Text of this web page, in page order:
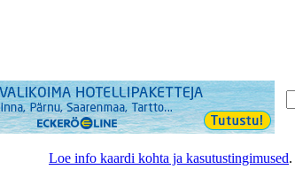
Loe info kaardi kohta ja kasutustingimused.